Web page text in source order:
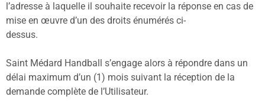
l’adresse à laquelle il souhaite recevoir la réponse en cas de
mise en œuvre d’un des droits énumérés ci-
dessus.
Saint Médard Handball s’engage alors à répondre dans un
délai maximum d’un (1) mois suivant la réception de la
demande complète de l’Utilisateur.